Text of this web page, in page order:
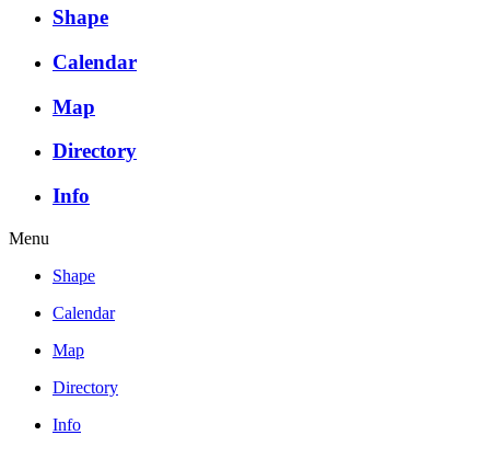
Shape
Calendar
Map
Directory
Info
Menu
Shape
Calendar
Map
Directory
Info